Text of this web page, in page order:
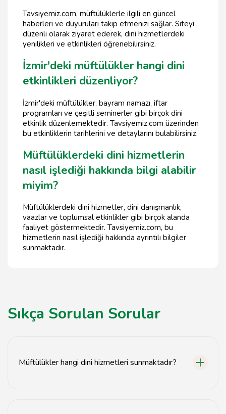
Tavsiyemiz.com, müftülüklerle ilgili en güncel
haberleri ve duyuruları takip etmenizi sağlar. Siteyi
düzenli olarak ziyaret ederek, dini hizmetlerdeki
yenilikleri ve etkinlikleri öğrenebilirsiniz.
İzmir'deki müftülükler hangi dini
etkinlikleri düzenliyor?
İzmir'deki müftülükler, bayram namazı, iftar
programları ve çeşitli seminerler gibi birçok dini
etkinlik düzenlemektedir. Tavsiyemiz.com üzerinden
bu etkinliklerin tarihlerini ve detaylarını bulabilirsiniz.
Müftülüklerdeki dini hizmetlerin
nasıl işlediği hakkında bilgi alabilir
miyim?
Müftülüklerdeki dini hizmetler, dini danışmanlık,
vaazlar ve toplumsal etkinlikler gibi birçok alanda
faaliyet göstermektedir. Tavsiyemiz.com, bu
hizmetlerin nasıl işlediği hakkında ayrıntılı bilgiler
sunmaktadır.
Sıkça Sorulan Sorular
Müftülükler hangi dini hizmetleri sunmaktadır?